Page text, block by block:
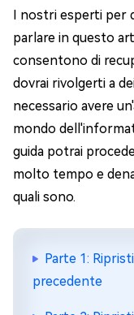
I nostri esperti per
parlare in questo
consentono di
dovrai rivolgerti a
necessario avere
mondo
guida potrai
molto tempo e
quali sono.
Parte 1:
precedente